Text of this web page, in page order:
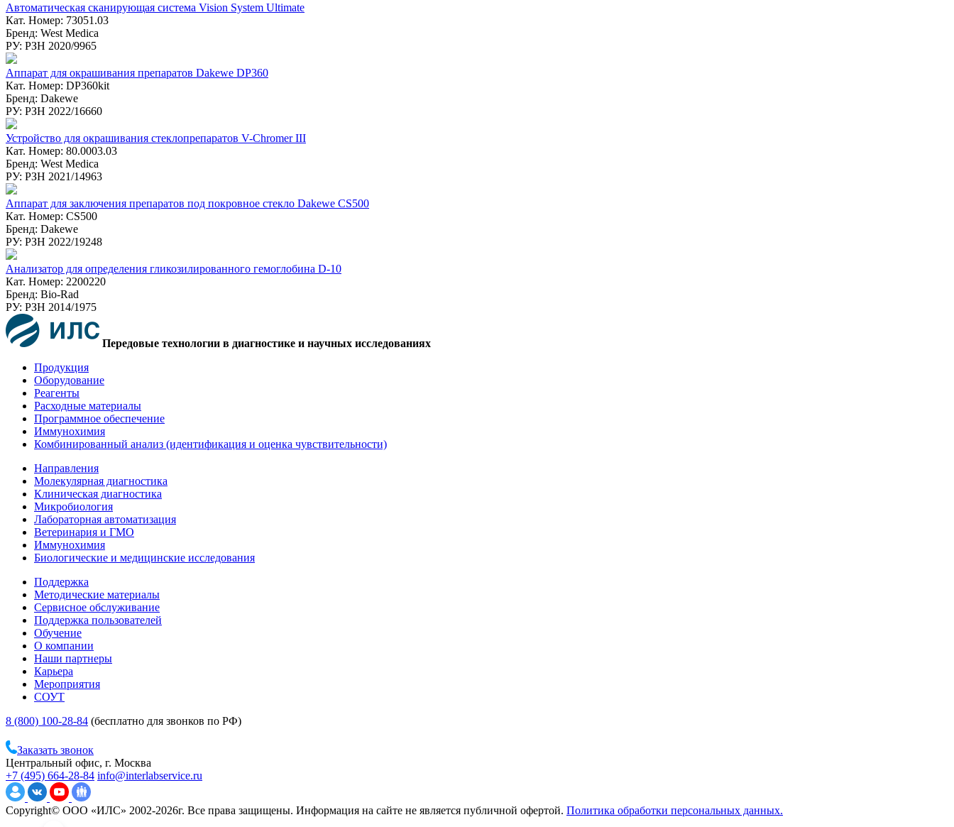
Автоматическая сканирующая система Vision System Ultimate
Кат. Номер: 73051.03
Бренд: West Medica
РУ: РЗН 2020/9965
Аппарат для окрашивания препаратов Dakewe DP360
Кат. Номер: DP360kit
Бренд: Dakewe
РУ: РЗН 2022/16660
Устройство для окрашивания стеклопрепаратов V-Chromer III
Кат. Номер: 80.0003.03
Бренд: West Medica
РУ: РЗН 2021/14963
Аппарат для заключения препаратов под покровное стекло Dakewe CS500
Кат. Номер: CS500
Бренд: Dakewe
РУ: РЗН 2022/19248
Анализатор для определения гликозилированного гемоглобина D-10
Кат. Номер: 2200220
Бренд: Bio-Rad
РУ: РЗН 2014/1975
Передовые технологии в диагностике и научных исследованиях
Продукция
Оборудование
Реагенты
Расходные материалы
Программное обеспечение
Иммунохимия
Комбинированный анализ (идентификация и оценка чувствительности)
Направления
Молекулярная диагностика
Клиническая диагностика
Микробиология
Лабораторная автоматизация
Ветеринария и ГМО
Иммунохимия
Биологические и медицинские исследования
Поддержка
Методические материалы
Сервисное обслуживание
Поддержка пользователей
Обучение
О компании
Наши партнеры
Карьера
Мероприятия
СОУТ
8 (800) 100-28-84 (бесплатно для звонков по РФ)
Заказать звонок
Центральный офис, г. Москва
+7 (495) 664-28-84 info@interlabservice.ru
Copyright© ООО «ИЛС» 2002-2026г. Все права защищены. Информация на сайте не является публичной офертой. Политика обработки персональных данных.